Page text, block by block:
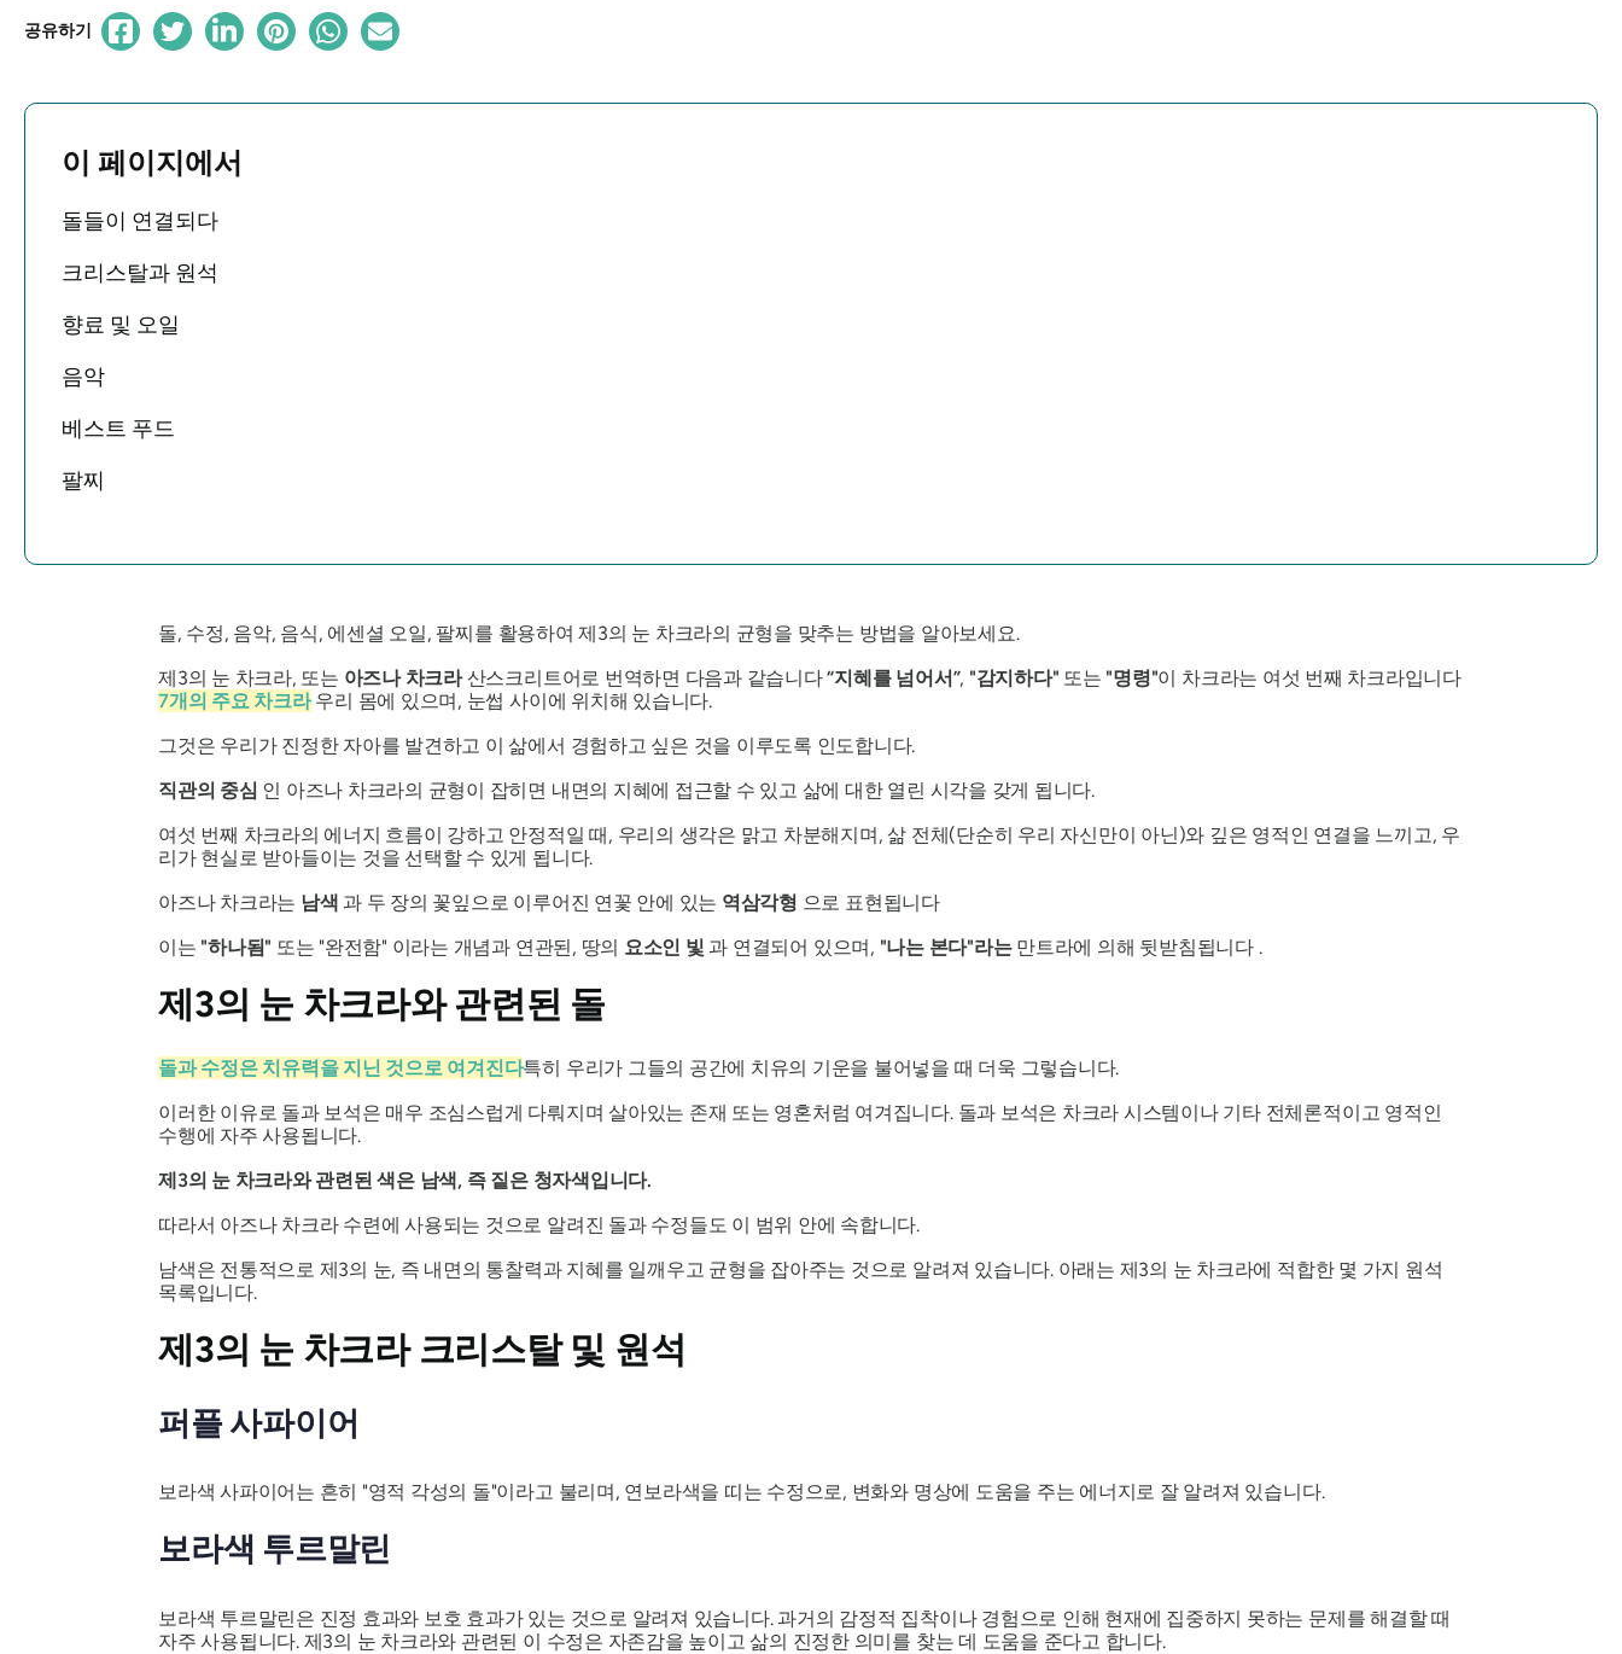
공유하기
이 페이지에서
돌들이 연결되다
크리스탈과 원석
향료 및 오일
음악
베스트 푸드
팔찌
돌, 수정, 음악, 음식, 에센셜 오일, 팔찌를 활용하여 제3의 눈 차크라의 균형을 맞추는 방법을 알아보세요.
제3의 눈 차크라, 또는 아즈나 차크라산스크리트어로 번역하면 다음과 같습니다“지혜를 넘어서”, "감지하다" 또는 "명령"이 차크라는 여섯 번째 차크라입니다
7개의 주요 차크라우리 몸에 있으며, 눈썹 사이에 위치해 있습니다.
그것은 우리가 진정한 자아를 발견하고 이 삶에서 경험하고 싶은 것을 이루도록 인도합니다.
직관의 중심 인 아즈나 차크라의 균형이 잡히면 내면의 지혜에 접근할 수 있고 삶에 대한 열린 시각을 갖게 됩니다.
여섯 번째 차크라의 에너지 흐름이 강하고 안정적일 때, 우리의 생각은 맑고 차분해지며, 삶 전체(단순히 우리 자신만이 아닌)와 깊은 영적인 연결을 느끼고, 우
리가 현실로 받아들이는 것을 선택할 수 있게 됩니다.
아즈나 차크라는 남색 과 두 장의 꽃잎으로 이루어진 연꽃 안에 있는 역삼각형 으로 표현됩니다
이는 "하나됨" 또는 "완전함" 이라는 개념과 연관된, 땅의 요소인 빛 과 연결되어 있으며, "나는 본다"라는만트라에 의해 뒷받침됩니다 .
제3의 눈 차크라와 관련된 돌
돌과 수정은 치유력을 지닌 것으로 여겨진다특히 우리가 그들의 공간에 치유의 기운을 불어넣을 때 더욱 그렇습니다.
이러한 이유로 돌과 보석은 매우 조심스럽게 다뤄지며 살아있는 존재 또는 영혼처럼 여겨집니다. 돌과 보석은 차크라 시스템이나 기타 전체론적이고 영적인
수행에 자주 사용됩니다.
제3의 눈 차크라와 관련된 색은 남색, 즉 짙은 청자색입니다.
따라서 아즈나 차크라 수련에 사용되는 것으로 알려진 돌과 수정들도 이 범위 안에 속합니다.
남색은 전통적으로 제3의 눈, 즉 내면의 통찰력과 지혜를 일깨우고 균형을 잡아주는 것으로 알려져 있습니다. 아래는 제3의 눈 차크라에 적합한 몇 가지 원석
목록입니다.
제3의 눈 차크라 크리스탈 및 원석
퍼플 사파이어
보라색 사파이어는 흔히 "영적 각성의 돌"이라고 불리며, 연보라색을 띠는 수정으로, 변화와 명상에 도움을 주는 에너지로 잘 알려져 있습니다.
보라색 투르말린
보라색 투르말린은 진정 효과와 보호 효과가 있는 것으로 알려져 있습니다. 과거의 감정적 집착이나 경험으로 인해 현재에 집중하지 못하는 문제를 해결할 때
자주 사용됩니다. 제3의 눈 차크라와 관련된 이 수정은 자존감을 높이고 삶의 진정한 의미를 찾는 데 도움을 준다고 합니다.